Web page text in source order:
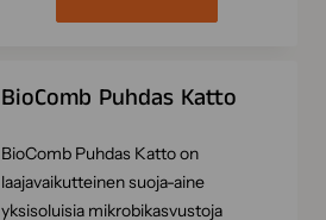
BioComb Puhdas Katto
BioComb Puhdas Katto on
laajavaikutteinen suoja-aine
yksisoluisia mikrobikasvustoja